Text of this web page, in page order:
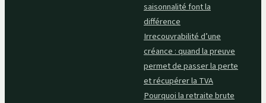
saisonnalité font la
différence
Irrecouvrabilité d’une
créance : quand la preuve
permet de passer la perte
et récupérer la TVA
Pourquoi la retraite brute